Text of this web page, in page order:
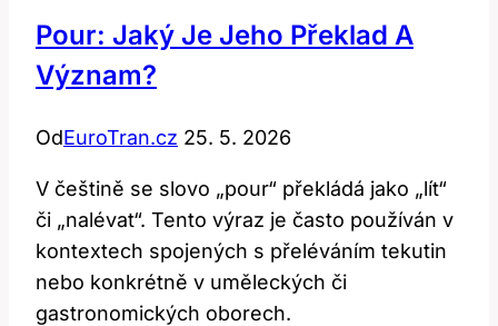
Pour: Jaký Je Jeho Překlad A
Význam?
OdEuroTran.cz 25. 5. 2026
V češtině se slovo „pour“ překládá jako „lít“
či „nalévat“. Tento výraz je často používán v
kontextech spojených s přeléváním tekutin
nebo konkrétně v uměleckých či
gastronomických oborech.